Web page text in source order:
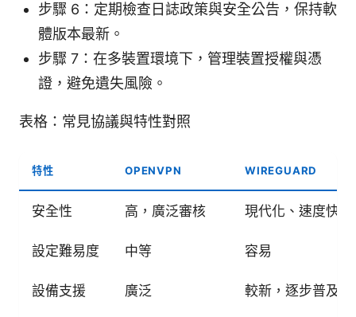
步驟 6：定期檢查日誌政策與安全公告，保持軟
體版本最新。
步驟 7：在多裝置環境下，管理裝置授權與憑
證，避免遺失風險。
表格：常見協議與特性對照
特性 OPENVPN WIREGUARD
安全性 高，廣泛審核 現代化、速度快
設定難易度 中等 容易
設備支援 廣泛 較新，逐步普及